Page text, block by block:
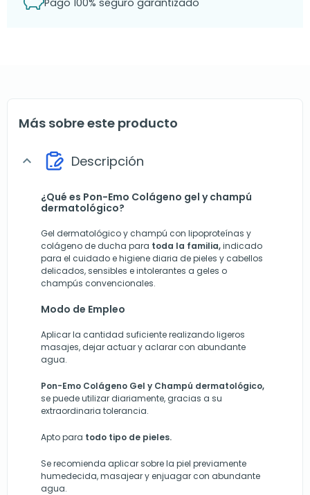
Más sobre este producto
expand_more Descripción
¿Qué es Pon-Emo Colágeno gel y champú
dermatológico?
Gel dermatológico y champú con lipoproteínas y
colágeno de ducha para toda la familia,indicado
para el cuidado e higiene diaria de pieles y cabellos
delicados, sensibles e intolerantes a geles o
champús convencionales.
Modo de Empleo
Aplicar la cantidad suficiente realizando ligeros
masajes, dejar actuar y aclarar con abundante
agua.
Pon-Emo Colágeno Gel y Champú dermatológico,
se puede utilizar diariamente, gracias a su
extraordinaria tolerancia.
Apto para todo tipo de pieles.
Se recomienda aplicar sobre la piel previamente
humedecida, masajear y enjuagar con abundante
agua.